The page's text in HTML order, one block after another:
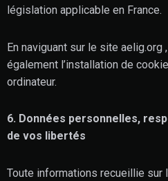
législation applicable en France.
En naviguant sur le site aelig.org
également l’installation de
ordinateur.
6. Données personnelles,
de vos libertés
Toute informations recueillie